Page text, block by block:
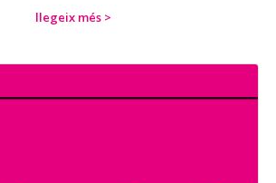
llegeix més >